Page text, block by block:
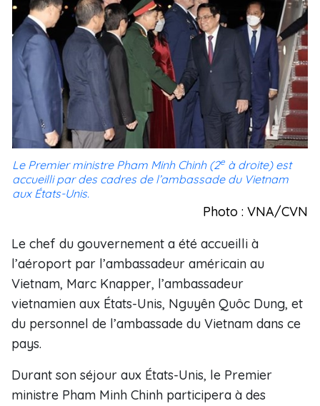
Le Premier ministre Pham Minh Chinh (2e à droite) est
accueilli par des cadres de l’ambassade du Vietnam
aux États-Unis.
Photo : VNA/CVN
Le chef du gouvernement a été accueilli à
l’aéroport par l’ambassadeur américain au
Vietnam, Marc Knapper, l’ambassadeur
vietnamien aux États-Unis, Nguyên Quôc Dung, et
du personnel de l’ambassade du Vietnam dans ce
pays.
Durant son séjour aux États-Unis, le Premier
ministre Pham Minh Chinh participera à des